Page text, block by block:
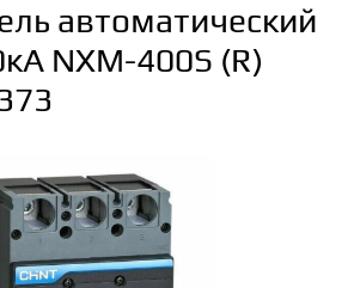
автоматический
NXM-400S (R)